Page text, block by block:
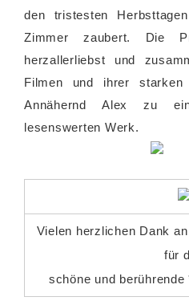
den tristesten
Zimmer zaubert. Die
herzallerliebst und
Filmen und ihrer
Annähernd Alex zu
lesenswerten Werk.
Vielen herzlichen Dank
für
schöne und berührende